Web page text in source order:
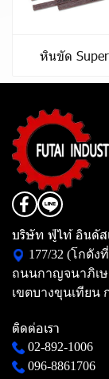
หินขัด
บริษัท ฟู่ไท้ อินดัส
177/32 (โกดั
ถนนกาญจนาภิเ
เขตบางขุนเทียน
ติดต่อเรา
02-892-1006
096-8861706